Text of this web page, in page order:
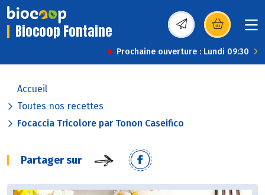
Biocoop Fontaine (s’ouvre dans une
Prochaine ouverture : Lundi 09:30
Accueil
Toutes nos recettes
Focaccia Tricolore par Tonon Caseifico
Partager sur